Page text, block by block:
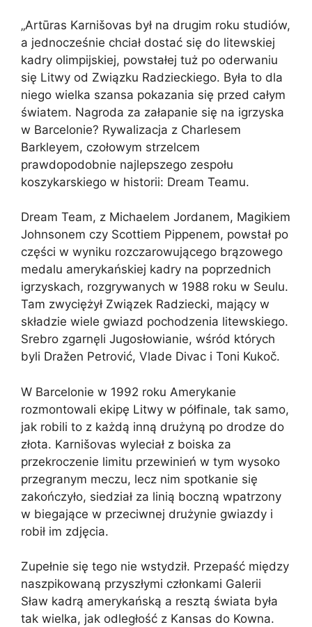
„Artūras Karnišovas był na drugim roku studiów,
a jednocześnie chciał dostać się do litewskiej
kadry olimpijskiej, powstałej tuż po oderwaniu
się Litwy od Związku Radzieckiego. Była to dla
niego wielka szansa pokazania się przed całym
światem. Nagroda za załapanie się na igrzyska
w Barcelonie? Rywalizacja z Charlesem
Barkleyem, czołowym strzelcem
prawdopodobnie najlepszego zespołu
koszykarskiego w historii: Dream Teamu.
Dream Team, z Michaelem Jordanem, Magikiem
Johnsonem czy Scottiem Pippenem, powstał po
części w wyniku rozczarowującego brązowego
medalu amerykańskiej kadry na poprzednich
igrzyskach, rozgrywanych w 1988 roku w Seulu.
Tam zwyciężył Związek Radziecki, mający w
składzie wiele gwiazd pochodzenia litewskiego.
Srebro zgarnęli Jugosłowianie, wśród których
byli Dražen Petrović, Vlade Divac i Toni Kukoč.
W Barcelonie w 1992 roku Amerykanie
rozmontowali ekipę Litwy w półfinale, tak samo,
jak robili to z każdą inną drużyną po drodze do
złota. Karnišovas wyleciał z boiska za
przekroczenie limitu przewinień w tym wysoko
przegranym meczu, lecz nim spotkanie się
zakończyło, siedział za linią boczną wpatrzony
w biegające w przeciwnej drużynie gwiazdy i
robił im zdjęcia.
Zupełnie się tego nie wstydził. Przepaść między
naszpikowaną przyszłymi członkami Galerii
Sław kadrą amerykańską a resztą świata była
tak wielka, jak odległość z Kansas do Kowna.